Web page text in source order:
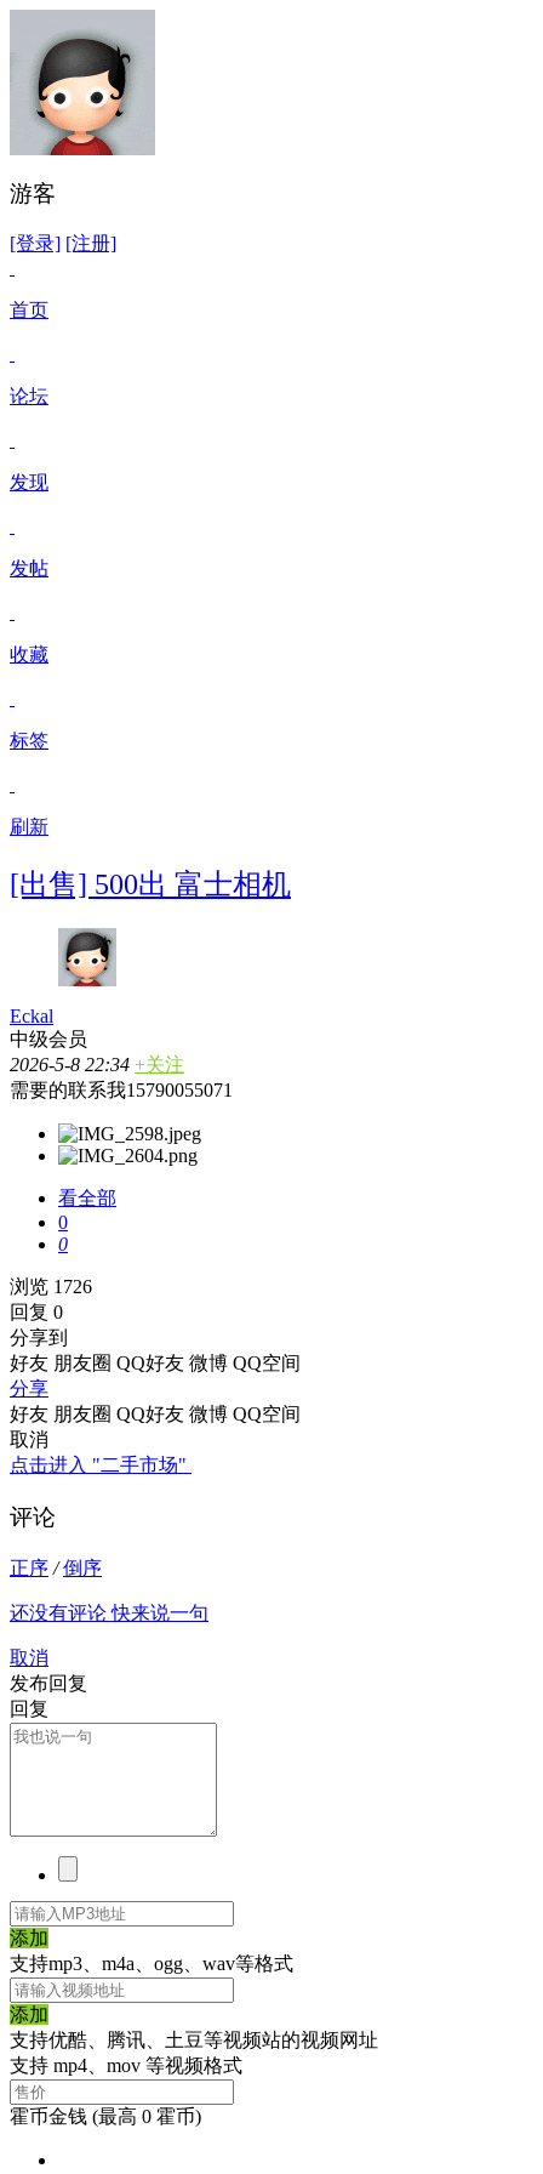
游客
[登录] [注册]
首页
论坛
发现
发帖
收藏
标签
刷新
[出售] 500出 富士相机
Eckal
中级会员
2026-5-8 22:34 +关注
需要的联系我15790055071
看全部
0
0
浏览 1726
回复 0
分享到
好友 朋友圈 QQ好友 微博 QQ空间
分享
好友 朋友圈 QQ好友 微博 QQ空间
取消
点击进入 "二手市场"
评论
正序 / 倒序
还没有评论 快来说一句
取消
发布回复
回复
添加
支持mp3、m4a、ogg、wav等格式
添加
支持优酷、腾讯、土豆等视频站的视频网址
支持 mp4、mov 等视频格式
霍币金钱 (最高 0 霍币)